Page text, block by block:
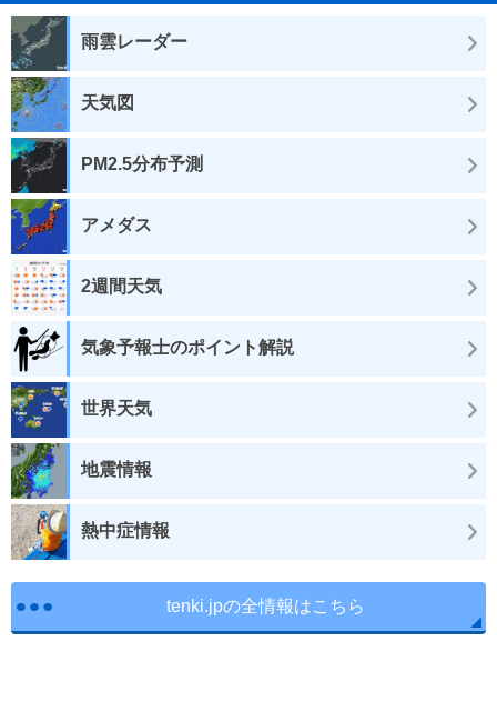
雨雲レーダー
天気図
PM2.5分布予測
アメダス
2週間天気
気象予報士のポイント解説
世界天気
地震情報
熱中症情報
tenki.jpの全情報はこちら